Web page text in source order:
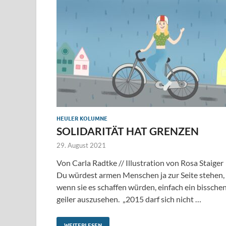
HEULER KOLUMNE
SOLIDARITÄT HAT GRENZEN
29. August 2021
Von Carla Radtke // Illustration von Rosa Staiger
Du würdest armen Menschen ja zur Seite stehen,
wenn sie es schaffen würden, einfach ein
geiler auszusehen. „2015 darf sich nicht …